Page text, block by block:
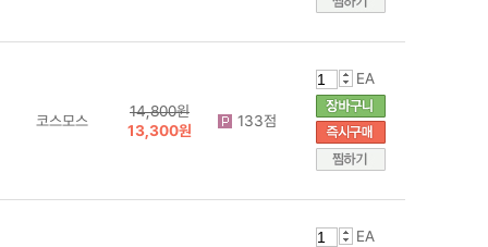
코스모스
14,800원
13,300원
133점
EA
EA